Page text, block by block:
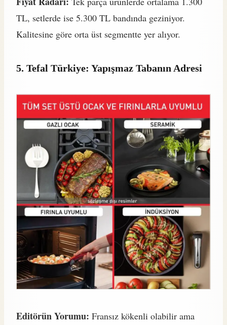
TL, setlerde ise 5.300 TL bandında geziniyor.
Kalitesine göre orta üst segmentte yer alıyor.
5. Tefal Türkiye: Yapışmaz Tabanın Adresi
Editörün Yorumu: Fransız kökenli olabilir ama